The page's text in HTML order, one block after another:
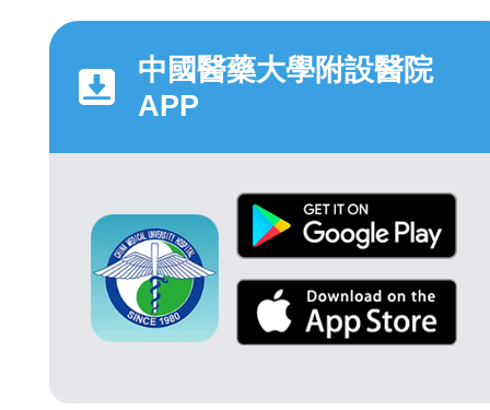
中國醫藥大學附設醫院
APP